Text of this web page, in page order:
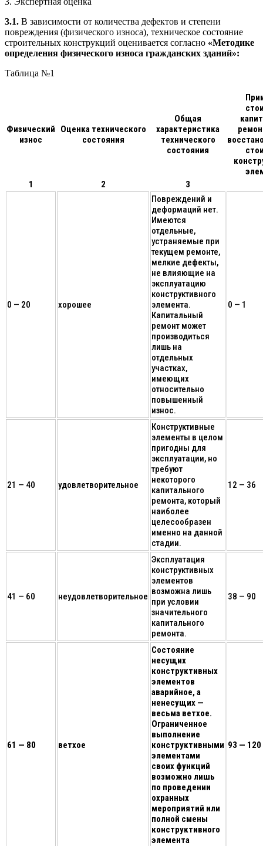
3.1. В зависимости от количества дефектов и степени
повреждения (физического износа), техническое состояние
строительных конструкций оценивается согласно «Методике
определения физического износа гражданских зданий»:
Таблица №1
Физический
износ
Оценка технического
состояния
Общая
характеристика
технического
состояния
1
2 3
0 — 20 хорошее
Повреждений и
деформаций нет.
Имеются
отдельные,
устраняемые при
текущем ремонте,
мелкие дефекты,
не влияющие на
эксплуатацию
конструктивного
элемента.
Капитальный
ремонт может
производиться
лишь на
отдельных
участках,
имеющих
относительно
повышенный
износ.
0 — 1
21 — 40 удовлетворительное
Конструктивные
элементы в целом
пригодны для
эксплуатации, но
требуют
некоторого
капитального
ремонта, который
наиболее
целесообразен
именно на данной
стадии.
12 — 36
41 — 60 неудовлетворительное
Эксплуатация
конструктивных
элементов
возможна лишь
при условии
значительного
капитального
ремонта.
38 — 90
61 — 80 ветхое
Состояние
несущих
конструктивных
элементов
аварийное, а
ненесущих —
весьма ветхое.
Ограниченное
выполнение
конструктивными
элементами
своих функций
возможно лишь
по проведении
охранных
мероприятий или
полной смены
конструктивного
элемента
93 — 120